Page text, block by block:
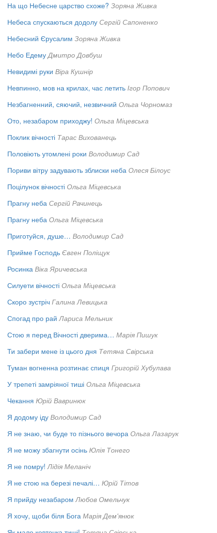
На що Небесне царство схоже? Зоряна Живка
Небеса спускаються додолу Сергій Сапоненко
Небесний Єрусалим Зоряна Живка
Небо Едему Дмитро Довбуш
Невидимі руки Віра Кушнір
Невпинно, мов на крилах, час летить Ігор Попович
Незбагненний, сяючий, незвичний Ольга Чорномаз
Ото, незабаром приходжу! Ольга Міцевська
Поклик вічності Тарас Вихованець
Половіють утомлені роки Володимир Сад
Пориви вітру задувають зблиски неба Олеся Білоус
Поцілунок вічності Ольга Міцевська
Прагну неба Сергій Рачинець
Прагну неба Ольга Міцевська
Приготуйся, душе… Володимир Сад
Прийме Господь Євген Поліщук
Росинка Віка Яричевська
Силуети вічності Ольга Міцевська
Скоро зустріч Галина Левицька
Спогад про рай Лариса Мельник
Стою я перед Вічності дверима… Марія Пишук
Ти забери мене із цього дня Тетяна Свірська
Туман вогненна розтинає спиця Григорій Хубулава
У трепеті замріяної тиші Ольга Міцевська
Чекання Юрій Вавринюк
Я додому іду Володимир Сад
Я не знаю, чи буде то пізнього вечора Ольга Лазарук
Я не можу збагнути осінь Юлія Тонего
Я не помру! Лідія Меланіч
Я не стою на березі печалі… Юрій Тітов
Я прийду незабаром Любов Омельчук
Я хочу, щоби біля Бога Марія Дем'янюк